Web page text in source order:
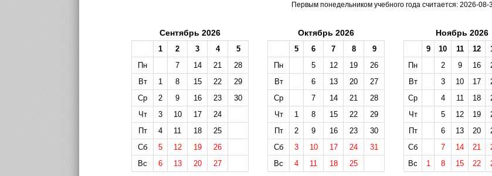
Первым понедельником учебного года считается: 2026-08-
Сентябрь 2026
1 2 3 4
5
Пн
7 14 21
28
Вт
1 8 15 22
29
Ср
2 9 16 23
30
Чт
3 10 17
24
Пт
4 11 18
25
Сб
5 12 19
26
Вс
6 13 20 27
Октябрь 2026
5 6 7 8
9
Пн
5 12 19
26
Вт
6 13 20
27
Ср
7 14 21
28
Чт
1 8 15 22
29
Пт
2 9 16 23
30
Сб
3 10 17 24
31
Вс
4 11 18 25
Ноябрь 2026
9 10 11 12
Пн
2 9 16
Вт
3 10 17
Ср
4 11 18
Чт
5 12 19
Пт
6 13 20
Сб
7 14 21
Вс
1 8 15 22